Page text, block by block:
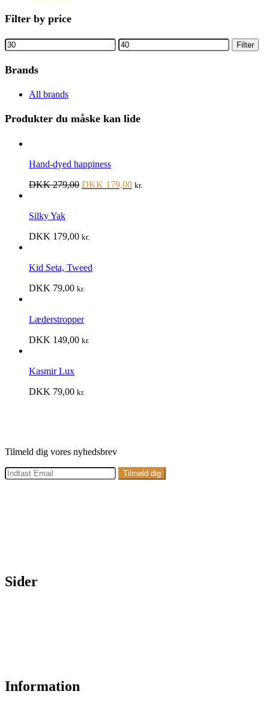
Filter by price
Filter
Brands
All brands
Produkter du måske kan lide
Hand-dyed happiness
DKK279,00 DKK 179,00 kr.
Silky Yak
DKK 179,00 kr.
Kid Seta, Tweed
DKK 79,00 kr.
Læderstropper
DKK 149,00 kr.
Kasmir Lux
DKK 79,00 kr.
Tilmeld dig vores nyhedsbrev
Sider
Information